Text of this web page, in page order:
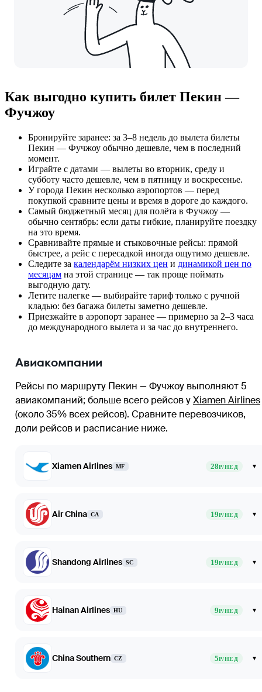
Как выгодно купить билет Пекин —
Фучжоу
Бронируйте заранее: за 3–8 недель до вылета билеты
Пекин — Фучжоу обычно дешевле, чем в последний
момент.
Играйте с датами — вылеты во вторник, среду и
субботу часто дешевле, чем в пятницу и воскресенье.
У города Пекин несколько аэропортов — перед
покупкой сравните цены и время в дороге до каждого.
Самый бюджетный месяц для полёта в Фучжоу —
обычно сентябрь: если даты гибкие, планируйте поездку
на это время.
Сравнивайте прямые и стыковочные рейсы: прямой
быстрее, а рейс с пересадкой иногда ощутимо дешевле.
Следите за календарём низких цен и динамикой цен по
месяцам на этой странице — так проще поймать
выгодную дату.
Летите налегке — выбирайте тариф только с ручной
кладью: без багажа билеты заметно дешевле.
Приезжайте в аэропорт заранее — примерно за 2–3 часа
до международного вылета и за час до внутреннего.
Авиакомпании
Рейсы по маршруту Пекин — Фучжоу выполняют 5
авиакомпаний; больше всего рейсов уXiamen Airlines
(около 35% всех рейсов). Сравните перевозчиков,
доли рейсов и расписание ниже.
Xiamen Airlines MF 28Р/НЕД ▾
Air China CA 19Р/НЕД ▾
Shandong Airlines SC 19Р/НЕД ▾
Hainan Airlines HU 9Р/НЕД ▾
China Southern CZ 5Р/НЕД ▾